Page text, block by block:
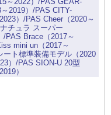
2019）/PAS CITY-
）/PAS Cheer（2020～
チュラ スーパー
/PAS Brace（2017～
mini un（2017～
ト標準装備モデル（2020
）/PAS SION-U 20型
）